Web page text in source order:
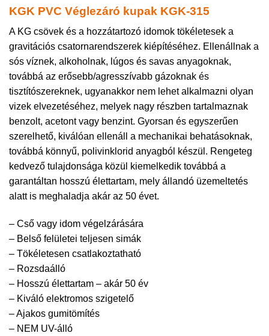
KGK PVC Véglezáró kupak KGK-315
A KG csövek és a hozzátartozó idomok tökéletesek a
gravitációs csatornarendszerek kiépítéséhez. Ellenállnak a
sós víznek, alkoholnak, lúgos és savas anyagoknak,
továbbá az erősebb/agresszívabb gázoknak és
tisztítószereknek, ugyanakkor nem lehet alkalmazni olyan
vizek elvezetéséhez, melyek nagy részben tartalmaznak
benzolt, acetont vagy benzint. Gyorsan és egyszerűen
szerelhető, kiválóan ellenáll a mechanikai behatásoknak,
továbbá könnyű, polivinklorid anyagból készül. Rengeteg
kedvező tulajdonsága közül kiemelkedik továbbá a
garantáltan hosszú élettartam, mely állandó üzemeltetés
alatt is meghaladja akár az 50 évet.
– Cső vagy idom végelzárására
– Belső felületei teljesen simák
– Tökéletesen csatlakoztatható
– Rozsdaálló
– Hosszú élettartam – akár 50 év
– Kiváló elektromos szigetelő
– Ajakos gumitömítés
– NEM UV-álló